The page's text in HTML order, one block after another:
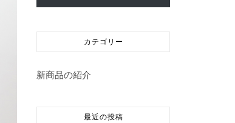
カテゴリー
新商品の紹介
最近の投稿